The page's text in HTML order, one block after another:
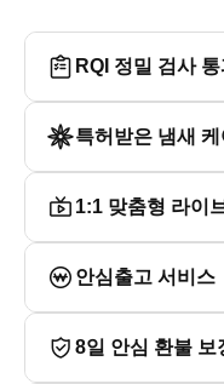
# 직접 보시면 더욱 만
- 담당 매니저 정말 자
# 리본카 - 광주지점 전
# 주소 : 광주광역시
호
RQI 정밀 검사
특허받은 냄새
1:1 맞춤형 라이
안심출고 서비스
8일 안심 환불 보